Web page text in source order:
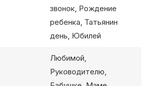
звонок, Рождение
ребенка, Татьянин
день, Юбилей
Любимой,
Руководителю,